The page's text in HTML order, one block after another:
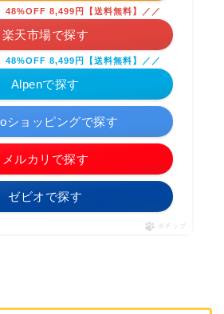
48%OFF 8,499円【送料無料】／／
楽天市場で探す
ショッピングで探す
メルカリで探す
ゼビオで探す
48%OFF 8,499円【送料無料】／／
Alpenで探す
ポチップ